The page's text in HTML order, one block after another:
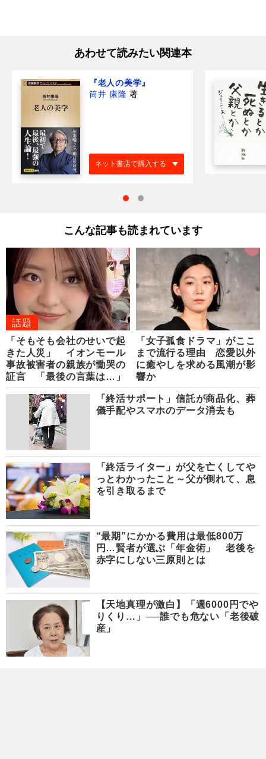
あわせて読みたい関連本
『老人の美学』
筒井 康隆 著
ネット書店で購入する
こんな記事も読まれています
話題
「そもそも会社のせいで起
きた人災」 イオンモール
事故被害者の親族が慟哭の
証言 「最後の言葉は…」
「女子孤食ドラマ」がここ
まで流行る理由 恋愛以外
に癒やしを求める風潮が影
響か
「終活サポート」信託が商品化、葬
儀手配やスマホのデータ消去も
「終活ライター」が父を亡くしてや
っとわかったこと～父が倒れて、息
を引き取るまで
“最期”にかかる費用は最低800万
円…賢者が選ぶ「年金術」 老後を
赤字にしない三原則とは
【天地真理が激白】「週6000円でや
りくり…」──誰でも危ない「老後破
産」